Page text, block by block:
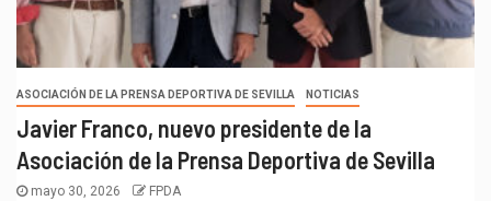
ASOCIACIÓN DE LA PRENSA DEPORTIVA DE SEVILLA NOTICIAS
Javier Franco, nuevo presidente de la
Asociación de la Prensa Deportiva de Sevilla
mayo 30, 2026 FPDA